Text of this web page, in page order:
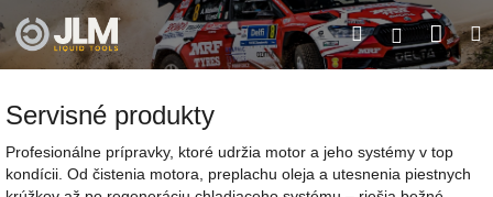
na
obsah
Hľadať
Servisné produkty
Profesionálne prípravky, ktoré udržia motor a jeho systémy v top
kondícii. Od čistenia motora, preplachu oleja a utesnenia piestnych